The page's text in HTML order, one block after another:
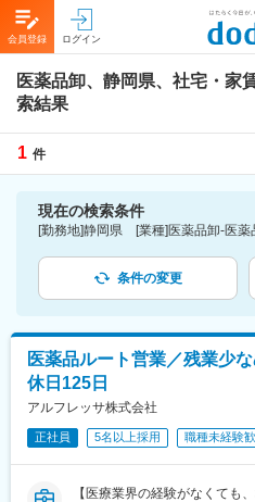
会員登録 ログイン
医薬品卸、静岡県、社宅・家
索結果
1 件
現在の検索条件
条件の変更
医薬品ルート営業／残業少
休日125日
アルフレッサ株式会社
正社員 5名以上採用 職種未経験
【医療業界の経験がなくても